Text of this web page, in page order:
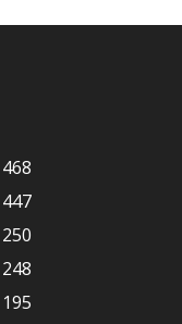
468
447
250
248
195